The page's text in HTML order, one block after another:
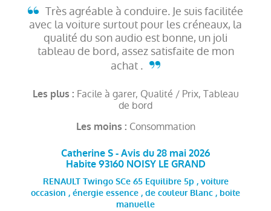
Très agréable à conduire. Je suis facilitée
avec la voiture surtout pour les créneaux, la
qualité du son audio est bonne, un joli
tableau de bord, assez satisfaite de mon
achat .
Les plus : Facile à garer, Qualité / Prix, Tableau
de bord
Les moins : Consommation
Catherine S - Avis du 28 mai 2026
Habite 93160 NOISY LE GRAND
RENAULT Twingo SCe 65 Equilibre 5p , voiture
occasion , énergie essence , de couleur Blanc , boite
manuelle